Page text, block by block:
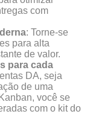
com
: Torne-se
para alta
de valor.
para cada
DA, seja
de uma
você se
com o kit do